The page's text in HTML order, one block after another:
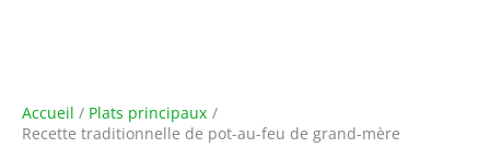
Accueil
Plats principaux
Recette traditionnelle de pot-au-feu de grand-mère